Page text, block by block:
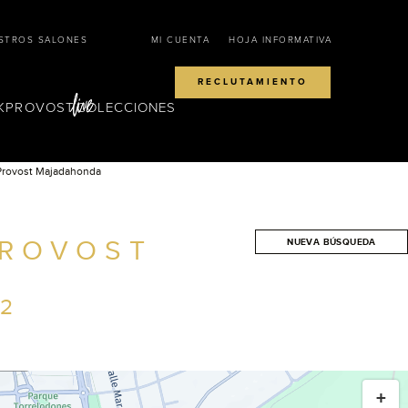
SALONES MI CUENTA HOJA INFORMATIVA
RECLUTAMIENTO
COLECCIONES
Majadahonda
NUEVA BÚSQUEDA
+